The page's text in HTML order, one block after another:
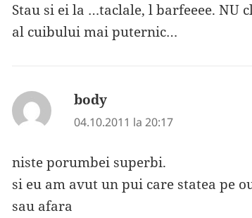
Stau si ei la …taclale, l barfeeee. NU
al cuibului mai puternic…
body
04.10.2011 la 20:17
niste porumbei superbi.
si eu am avut un pui care statea pe
sau afara